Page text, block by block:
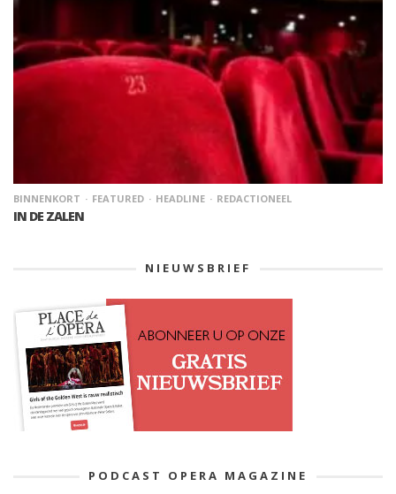
BINNENKORT FEATURED HEADLINE REDACTIONEEL
IN DE ZALEN
NIEUWSBRIEF
PODCAST OPERA MAGAZINE